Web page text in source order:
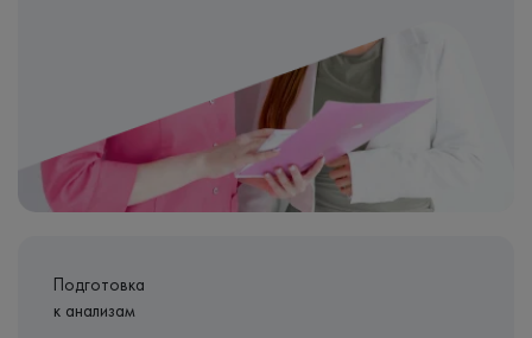
Подготовка
к анализам